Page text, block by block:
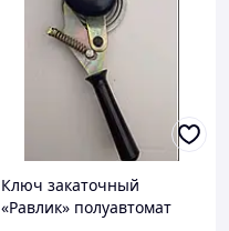
Ключ закаточный
«Равлик» полуавтомат